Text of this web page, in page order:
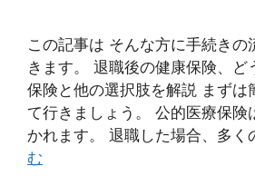
この記事は そんな方に手続きの
きます。 退職後の健康保険、ど
保険と他の選択肢を解説 まずは
て行きましょう。 公的医療保険
かれます。 退職した場合、多く
む